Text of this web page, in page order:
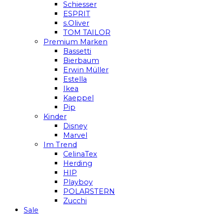
Schiesser
ESPRIT
s.Oliver
TOM TAILOR
Premium Marken
Bassetti
Bierbaum
Erwin Müller
Estella
Ikea
Kaeppel
Pip
Kinder
Disney
Marvel
Im Trend
CelinaTex
Herding
HIP
Playboy
POLARSTERN
Zucchi
Sale